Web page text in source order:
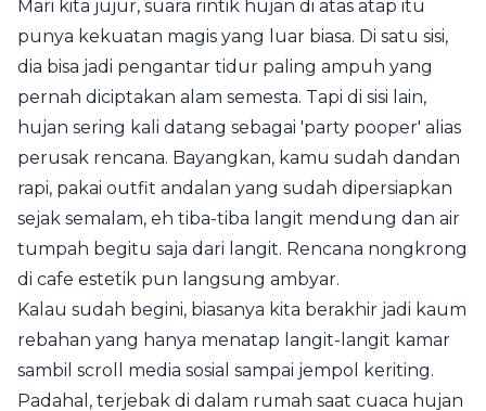
Mari kita jujur, suara rintik hujan di atas atap itu
punya kekuatan magis yang luar biasa. Di satu sisi,
dia bisa jadi pengantar tidur paling ampuh yang
pernah diciptakan alam semesta. Tapi di sisi lain,
hujan sering kali datang sebagai 'party pooper' alias
perusak rencana. Bayangkan, kamu sudah dandan
rapi, pakai outfit andalan yang sudah dipersiapkan
sejak semalam, eh tiba-tiba langit mendung dan air
tumpah begitu saja dari langit. Rencana nongkrong
di cafe estetik pun langsung ambyar.
Kalau sudah begini, biasanya kita berakhir jadi kaum
rebahan yang hanya menatap langit-langit kamar
sambil scroll media sosial sampai jempol keriting.
Padahal, terjebak di dalam rumah saat cuaca hujan